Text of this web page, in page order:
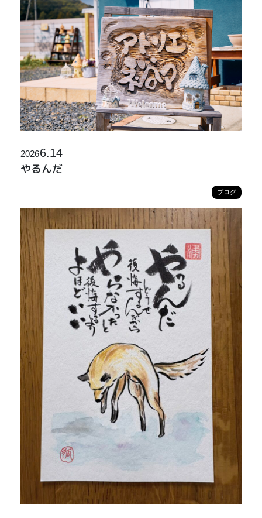
20266.14
やるんだ
ブログ